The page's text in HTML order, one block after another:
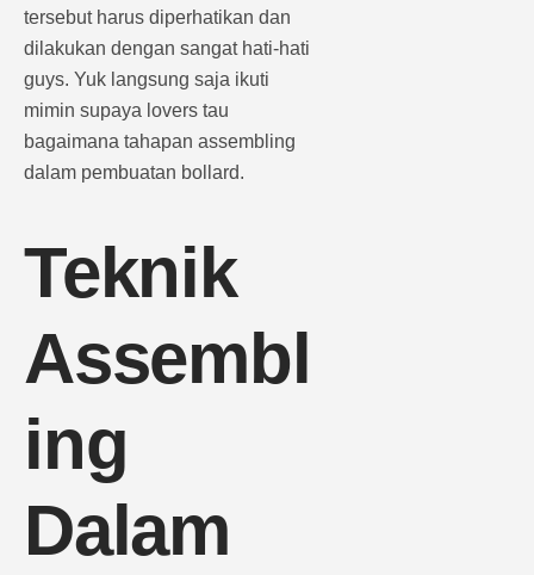
tersebut harus diperhatikan dan
dilakukan dengan sangat hati-hati
guys. Yuk langsung saja ikuti
mimin supaya lovers tau
bagaimana tahapan assembling
dalam pembuatan bollard.
Teknik
Assembl
ing
Dalam